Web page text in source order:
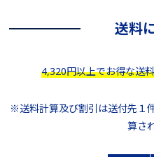
送料
4,320円以上でお得な送
※送料計算及び割引は送付先１
算さ